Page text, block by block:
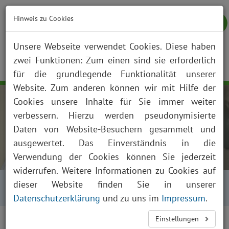
NOTFALL KONTAKT ANFAHRT JOBS SUCHE
Startseite Über uns
Aktuelles
Presse und News
Aktuelles Detailansicht
Hinweis zu Cookies
Unsere Webseite verwendet Cookies. Diese haben
zwei Funktionen: Zum einen sind sie erforderlich
für die grundlegende Funktionalität unserer
Website. Zum anderen können wir mit Hilfe der
Cookies unsere Inhalte für Sie immer weiter
verbessern. Hierzu werden pseudonymisierte
Daten von Website-Besuchern gesammelt und
ausgewertet. Das Einverständnis in die
Verwendung der Cookies können Sie jederzeit
widerrufen. Weitere Informationen zu Cookies auf
dieser Website finden Sie in unserer
Datenschutzerklärung und zu uns im Impressum.
Einstellungen